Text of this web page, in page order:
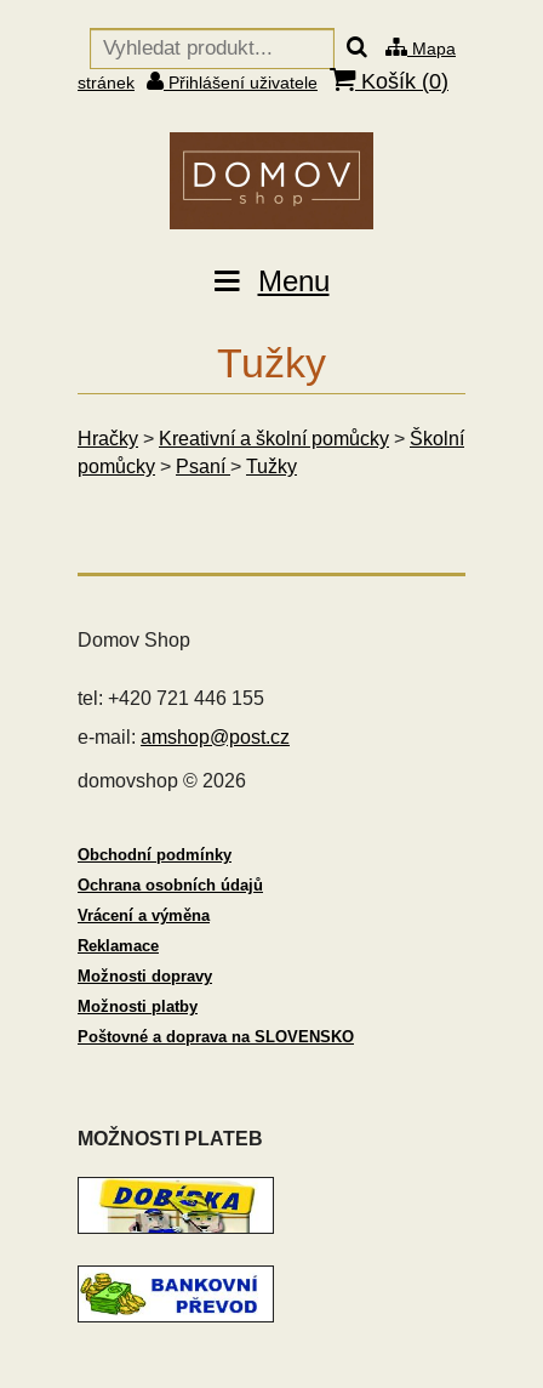
Mapa
stránek
Přihlášení uživatele Košík (0)
Menu
Tužky
Hračky > Kreativní a školní pomůcky > Školní
pomůcky > Psaní > Tužky
Domov Shop
tel: +420 721 446 155
e-mail: amshop@post.cz
domovshop © 2026
Obchodní podmínky
Ochrana osobních údajů
Vrácení a výměna
Reklamace
Možnosti dopravy
Možnosti platby
Poštovné a doprava na SLOVENSKO
MOŽNOSTI PLATEB